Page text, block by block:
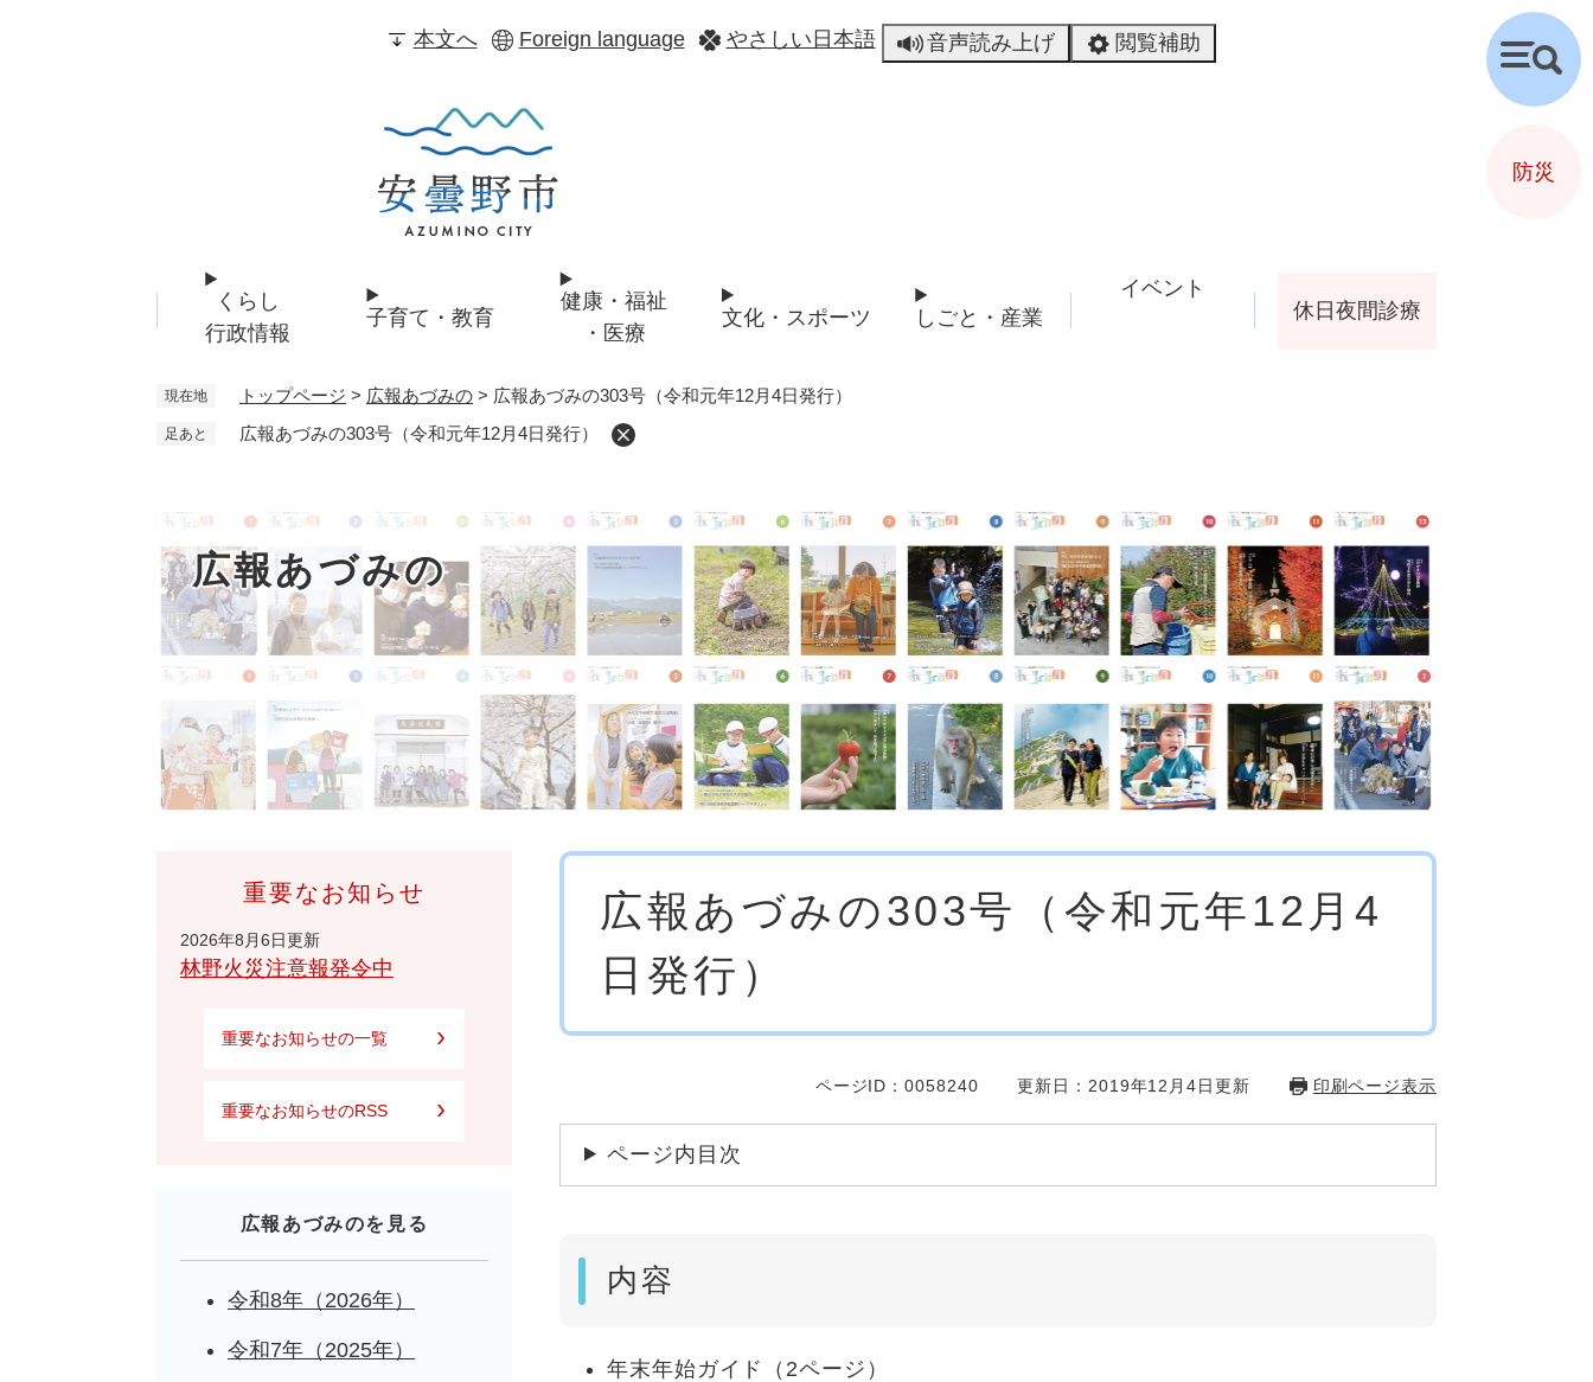
本文へ Foreign language やさしい日本語 音声読み上げ 閲覧補助
くらし
行政情報
子育て・教育
健康・福祉
・医療
文化・スポーツ しごと・産業
イベント
休日夜間診療
現在地 トップページ > 広報あづみの > 広報あづみの303号（令和元年12月4日発行）
足あと 広報あづみの303号（令和元年12月4日発行）
広報あづみの
本
広報あづみの303号（令和元年12月4
日発行）
ページID：0058240 更新日：2019年12月4日更新 印刷ページ表示
ページ内目次
内容
年末年始ガイド（2ページ）
重要なお知らせ
2026年8月6日更新
林野火災注意報発令中
重要なお知らせの一覧
重要なお知らせのRSS
広報あづみのを見る
令和8年（2026年）
令和7年（2025年）
検
索
防災